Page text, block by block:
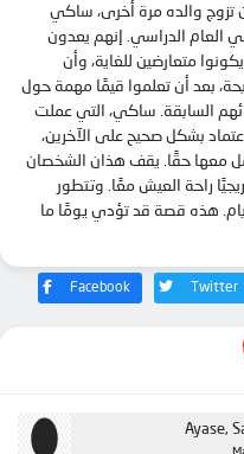
تزوج والده مرة أخرى، ساكي
العام الدراسي. إنهم يعدون
متعارضين للغاية، وأن
بعد أن تعلموا قيمًا مهمة حول
السابقة. ساكي، التي عملت
بشكل صحيح على الآخرين،
معها حقًا. يقف هذان الشخصان
راحة العيش معًا. وتتطور
هذه قصة قد تؤدي يومًا ما
Facebook Twitter
Ayase,